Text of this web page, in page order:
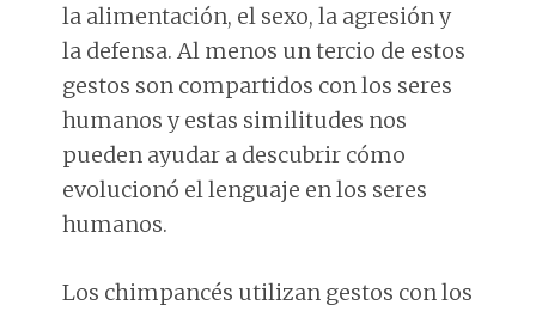
la alimentación, el sexo, la agresión y
la defensa. Al menos un tercio de estos
gestos son compartidos con los seres
humanos y estas similitudes nos
pueden ayudar a descubrir cómo
evolucionó el lenguaje en los seres
humanos.
Los chimpancés utilizan gestos con los